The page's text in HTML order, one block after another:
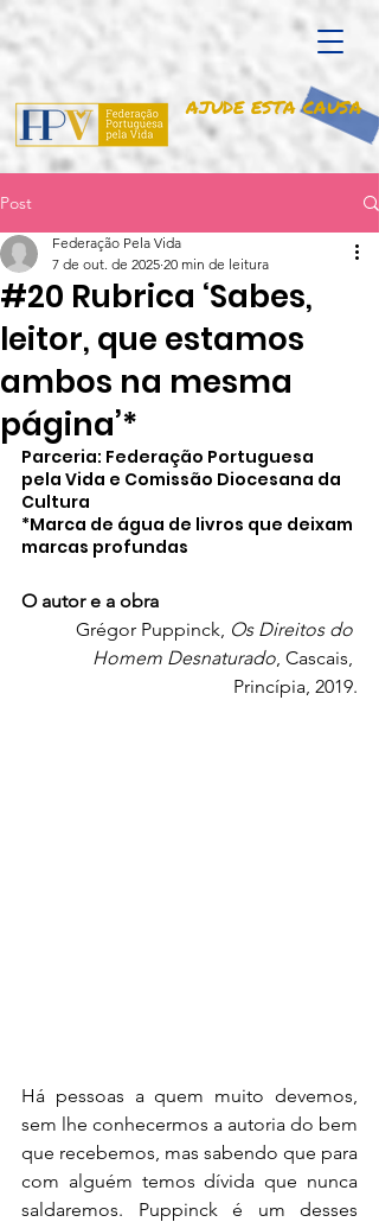
AJUDE ESTA CAUSA
Post
#20 Rubrica ‘Sabes,
leitor, que estamos
ambos na mesma
página’*
Federação Pela Vida
7 de out. de 2025 20 min de leitura
Parceria: Federação Portuguesa
pela Vida e Comissão Diocesana da
Cultura
*Marca de água de livros que deixam
marcas profundas
O autor e a obra
Grégor Puppinck, Os Direitos do
Homem Desnaturado, Cascais,
Princípia, 2019.
Há pessoas a quem muito devemos,
sem lhe conhecermos a autoria do bem
que recebemos, mas sabendo que para
com alguém temos dívida que nunca
saldaremos. Puppinck é um desses